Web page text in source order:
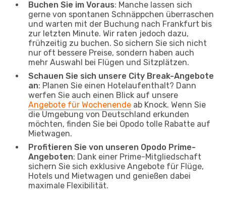
Buchen Sie im Voraus: Manche lassen sich
gerne von spontanen Schnäppchen überraschen
und warten mit der Buchung nach Frankfurt bis
zur letzten Minute. Wir raten jedoch dazu,
frühzeitig zu buchen. So sichern Sie sich nicht
nur oft bessere Preise, sondern haben auch
mehr Auswahl bei Flügen und Sitzplätzen.
Schauen Sie sich unsere City Break-Angebote
an: Planen Sie einen Hotelaufenthalt? Dann
werfen Sie auch einen Blick auf unsere
Angebote für Wochenende ab Knock. Wenn Sie
die Umgebung von Deutschland erkunden
möchten, finden Sie bei Opodo tolle Rabatte auf
Mietwagen.
Profitieren Sie von unseren Opodo Prime-
Angeboten: Dank einer Prime-Mitgliedschaft
sichern Sie sich exklusive Angebote für Flüge,
Hotels und Mietwagen und genießen dabei
maximale Flexibilität.